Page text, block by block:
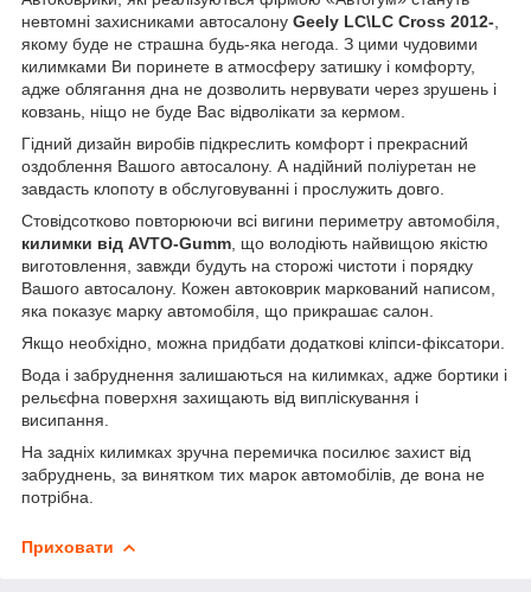
невтомні захисниками автосалону Geely LC\LC Cross 2012-
якому буде не страшна будь-яка негода. З цими чудовими
килимками Ви поринете в атмосферу затишку і комфорту,
адже облягання дна не дозволить нервувати через зрушень і
ковзань, ніщо не буде Вас відволікати за кермом.
Гідний дизайн виробів підкреслить комфорт і прекрасний
оздоблення Вашого автосалону. А надійний поліуретан не
завдасть клопоту в обслуговуванні і прослужить довго.
Стовідсотково повторюючи всі вигини периметру автомобіля,
килимки від AVTO-Gumm , що володіють найвищою якістю
виготовлення, завжди будуть на сторожі чистоти і порядку
Вашого автосалону. Кожен автоковрик маркований написом,
яка показує марку автомобіля, що прикрашає салон.
Якщо необхідно, можна придбати додаткові кліпси-фіксатори.
Вода і забруднення залишаються на килимках, адже бортики і
рельєфна поверхня захищають від випліскування і
висипання.
На задніх килимках зручна перемичка посилює захист від
забруднень, за винятком тих марок автомобілів, де вона не
потрібна.
Приховати